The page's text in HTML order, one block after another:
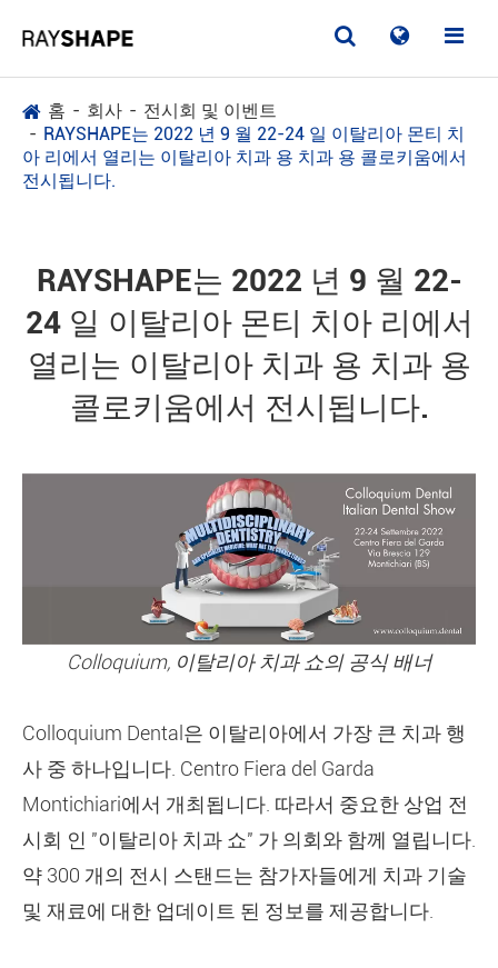
홈 회사
전시회 및 이벤트
RAYSHAPE는 2022 년 9 월 22-24 일 이탈리아 몬티 치
아 리에서 열리는 이탈리아 치과 용 치과 용 콜로키움에서
전시됩니다.
RAYSHAPE는 2022 년 9 월 22-
24 일 이탈리아 몬티 치아 리에서
열리는 이탈리아 치과 용 치과 용
콜로키움에서 전시됩니다.
Colloquium, 이탈리아 치과 쇼의 공식 배너
Colloquium Dental은 이탈리아에서 가장 큰 치과 행
사 중 하나입니다. Centro Fiera del Garda
Montichiari에서 개최됩니다. 따라서 중요한 상업 전
시회 인 "이탈리아 치과 쇼" 가 의회와 함께 열립니다.
약 300 개의 전시 스탠드는 참가자들에게 치과 기술
및 재료에 대한 업데이트 된 정보를 제공합니다.